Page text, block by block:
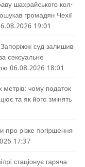
шахрайського кол-
громадян Чехії
19:01
суд залишив
сексуальне
06.08.2026 18:01
метрів: чому податок
та як його змінять
різке погіршення
17:37
стаціонує гаряча